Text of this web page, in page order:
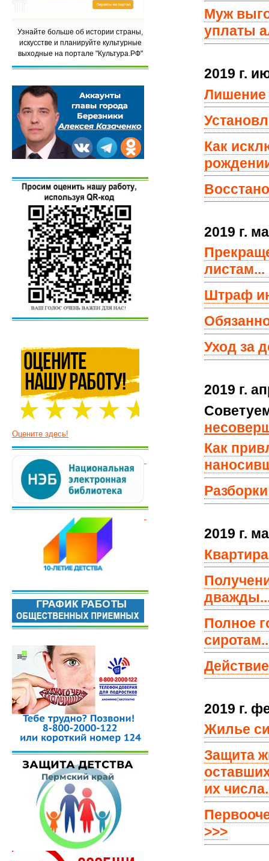
Муж
уплаты
2019 г.
Лишение
Как
2019 г.
листам...
Штраф
Уход за
2019 г.
Как
2019 г.
Полное
2019 г.
Жилье
Защита
их
>>>
Узнайте больше об истории страны,
искусстве и планируйте культурные
выходные на портале "Культура.РФ"
Оцените здесь!